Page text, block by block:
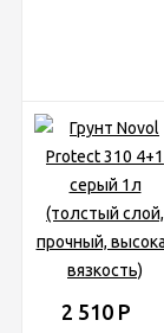
2 510 Р